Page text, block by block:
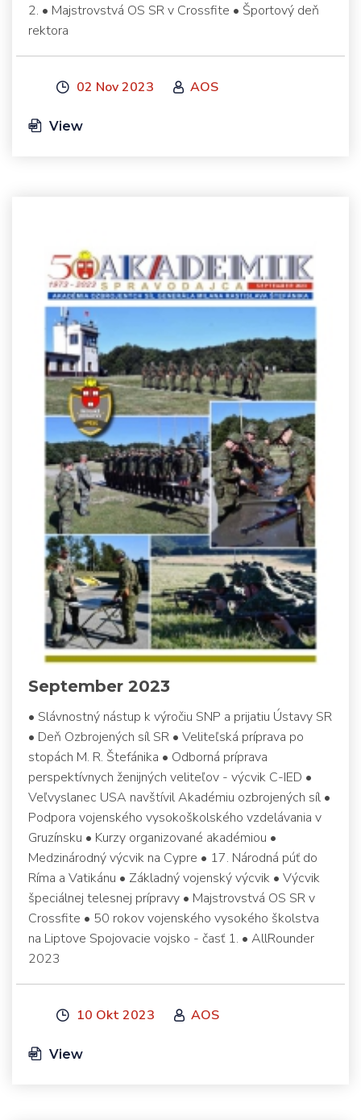
2. • Majstrovstvá OS SR v Crossfite • Športový deň
rektora
02 Nov 2023 AOS
View
September 2023
• Slávnostný nástup k výročiu SNP a prijatiu Ústavy SR
• Deň Ozbrojených síl SR • Veliteľská príprava po
stopách M. R. Štefánika • Odborná príprava
perspektívnych ženijných veliteľov - výcvik C-IED •
Veľvyslanec USA navštívil Akadémiu ozbrojených síl •
Podpora vojenského vysokoškolského vzdelávania v
Gruzínsku • Kurzy organizované akadémiou •
Medzinárodný výcvik na Cypre • 17. Národná púť do
Ríma a Vatikánu • Základný vojenský výcvik • Výcvik
špeciálnej telesnej prípravy • Majstrovstvá OS SR v
Crossfite • 50 rokov vojenského vysokého školstva
na Liptove Spojovacie vojsko - časť 1. • AllRounder
2023
10 Okt 2023 AOS
View